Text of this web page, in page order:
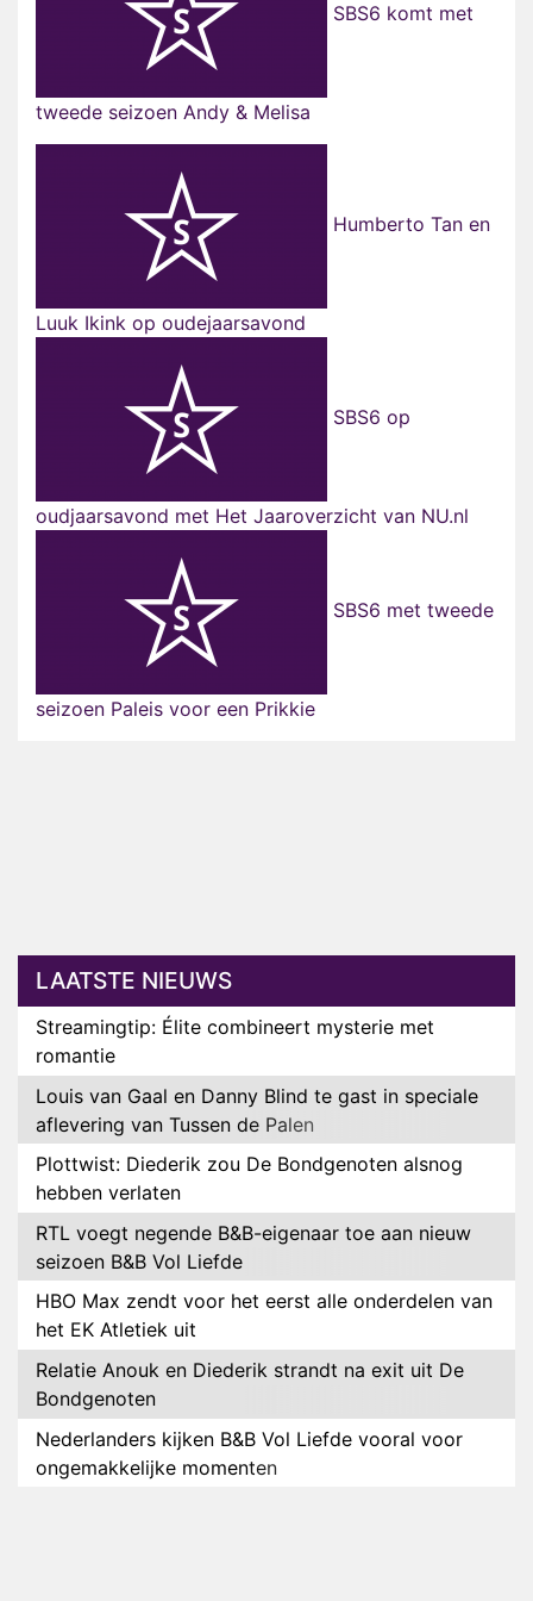
SBS6 komt met
tweede seizoen Andy & Melisa
Humberto Tan en
Luuk Ikink op oudejaarsavond
SBS6 op
oudjaarsavond met Het Jaaroverzicht van NU.nl
SBS6 met tweede
seizoen Paleis voor een Prikkie
LAATSTE NIEUWS
Streamingtip: Élite combineert mysterie met
romantie
Louis van Gaal en Danny Blind te gast in speciale
aflevering van Tussen de Palen
Plottwist: Diederik zou De Bondgenoten alsnog
hebben verlaten
RTL voegt negende B&B-eigenaar toe aan nieuw
seizoen B&B Vol Liefde
HBO Max zendt voor het eerst alle onderdelen van
het EK Atletiek uit
Relatie Anouk en Diederik strandt na exit uit De
Bondgenoten
Nederlanders kijken B&B Vol Liefde vooral voor
ongemakkelijke momenten